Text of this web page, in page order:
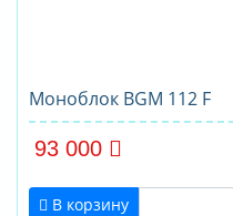
Моноблок BGM 112 F
93 000
В корзину